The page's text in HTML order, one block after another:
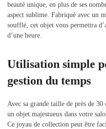
beauté unique, en plus de ses
aspect sublime. Fabriqué avec un
soufflé, cet objet vous permettra
d’une heure.
Utilisation simple
gestion du temps
Avec sa grande taille de près de
un objet majestueux dans votre
Ce joyau de collection peut être